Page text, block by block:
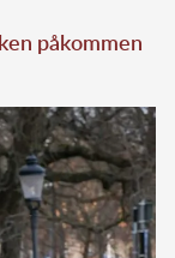
påkommen